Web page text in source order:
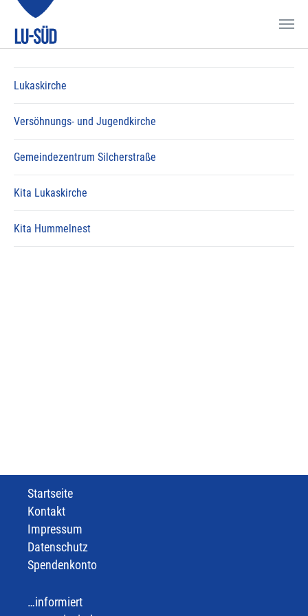
Lukaskirche
Versöhnungs- und Jugendkirche
Gemeindezentrum Silcherstraße
Kita Lukaskirche
Kita Hummelnest
Startseite
Kontakt
Impressum
Datenschutz
Spendenkonto
informiert